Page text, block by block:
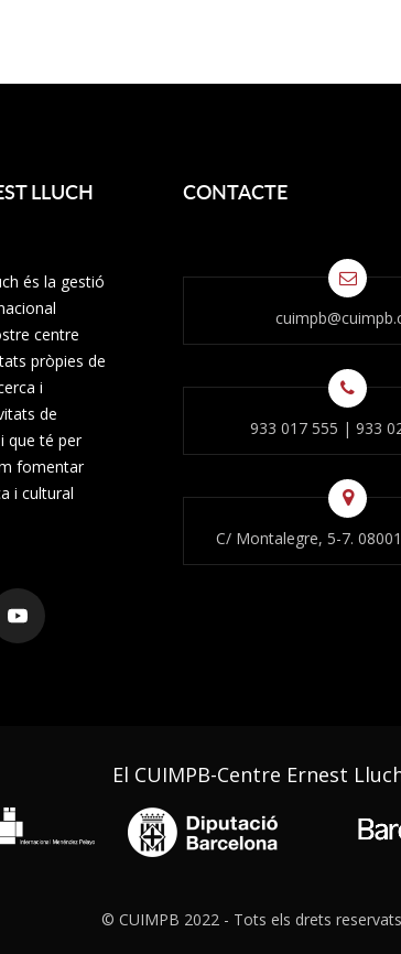
LLUCH
és la gestió
centre
pròpies de
i
de
que té per
fomentar
i cultural
CONTACTE
933 017 555 | 933
C/ Montalegre, 5-7.
El CUIMPB-Centre Ernest
© CUIMPB 2022 - Tots els drets